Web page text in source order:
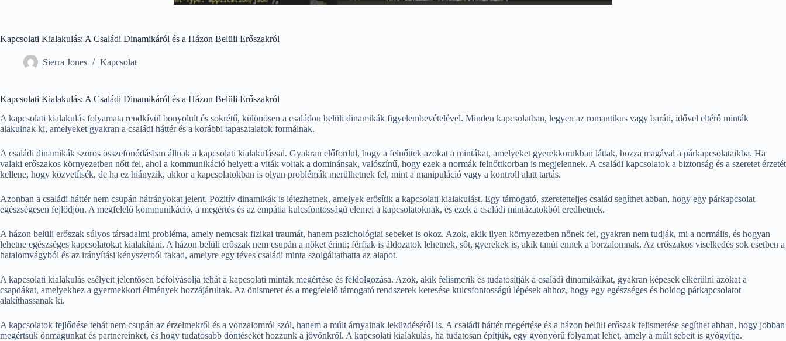
Kapcsolati Kialakulás: A Családi Dinamikáról és a Házon Belüli Erőszakról
Sierra Jones Kapcsolat
Kapcsolati Kialakulás: A Családi Dinamikáról és a Házon Belüli Erőszakról
A kapcsolati kialakulás folyamata rendkívül bonyolult és sokrétű, különösen a családon belüli dinamikák figyelembevételével. Minden kapcsolatban, legyen az romantikus vagy baráti, idővel eltérő minták
alakulnak ki, amelyeket gyakran a családi háttér és a korábbi tapasztalatok formálnak.
A családi dinamikák szoros összefonódásban állnak a kapcsolati kialakulással. Gyakran előfordul, hogy a felnőttek azokat a mintákat, amelyeket gyerekkorukban láttak, hozza magával a párkapcsolataikba. Ha
valaki erőszakos környezetben nőtt fel, ahol a kommunikáció helyett a viták voltak a dominánsak, valószínű, hogy ezek a normák felnőttkorban is megjelennek. A családi kapcsolatok a biztonság és a szeretet érzetét
kellene, hogy közvetítsék, de ha ez hiányzik, akkor a kapcsolatokban is olyan problémák merülhetnek fel, mint a manipuláció vagy a kontroll alatt tartás.
Azonban a családi háttér nem csupán hátrányokat jelent. Pozitív dinamikák is létezhetnek, amelyek erősítik a kapcsolati kialakulást. Egy támogató, szeretetteljes család segíthet abban, hogy egy párkapcsolat
egészségesen fejlődjön. A megfelelő kommunikáció, a megértés és az empátia kulcsfontosságú elemei a kapcsolatoknak, és ezek a családi mintázatokból eredhetnek.
A házon belüli erőszak súlyos társadalmi probléma, amely nemcsak fizikai traumát, hanem pszichológiai sebeket is okoz. Azok, akik ilyen környezetben nőnek fel, gyakran nem tudják, mi a normális, és hogyan
lehetne egészséges kapcsolatokat kialakítani. A házon belüli erőszak nem csupán a nőket érinti; férfiak is áldozatok lehetnek, sőt, gyerekek is, akik tanúi ennek a borzalomnak. Az erőszakos viselkedés sok esetben a
hatalomvágyból és az irányítási kényszerből fakad, amelyre egy téves családi minta szolgáltathatta az alapot.
A kapcsolati kialakulás esélyeit jelentősen befolyásolja tehát a kapcsolati minták megértése és feldolgozása. Azok, akik felismerik és tudatosítják a családi dinamikáikat, gyakran képesek elkerülni azokat a
csapdákat, amelyekhez a gyermekkori élmények hozzájárultak. Az önismeret és a megfelelő támogató rendszerek keresése kulcsfontosságú lépések ahhoz, hogy egy egészséges és boldog párkapcsolatot
alakíthassanak ki.
A kapcsolatok fejlődése tehát nem csupán az érzelmekről és a vonzalomról szól, hanem a múlt árnyainak leküzdéséről is. A családi háttér megértése és a házon belüli erőszak felismerése segíthet abban, hogy jobban
megértsük önmagunkat és partnereinket, és hogy tudatosabb döntéseket hozzunk a jövőnkről. A kapcsolati kialakulás, ha tudatosan építjük, egy gyönyörű folyamat lehet, amely a múlt sebeit is gyógyítja.